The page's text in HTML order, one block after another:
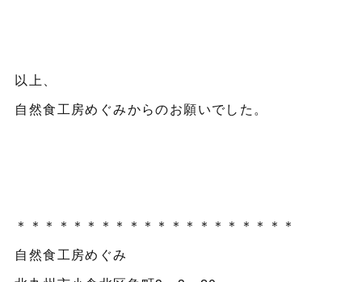
以上、
自然食工房めぐみからのお願いでした。
＊＊＊＊＊＊＊＊＊＊＊＊＊＊＊＊＊＊＊＊
自然食工房めぐみ